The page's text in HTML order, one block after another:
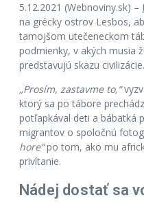
5.12.2021 (Webnoviny.sk) –
na grécky ostrov Lesbos,
tamojšom utečeneckom
podmienky, v akých musia
predstavujú skazu civilizácie.
„Prosím, zastavme to,“
ktorý sa po tábore
potľapkával deti a bábätká
migrantov o spoločnú
hore“po tom, ako mu
privítanie.
Nádej dostať sa